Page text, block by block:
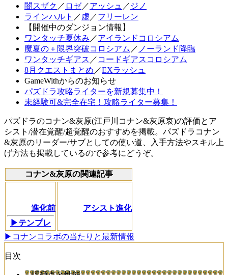
闇スザク ／ ロゼ／アッシュ ／ ジノ
ラインハルト ／ 虚 ／フリーレン
【開催中のダンジョン情報】
ワンタッチ夏休み ／アイランドコロシアム
魔夏の＋限界突破コロシアム ／ ノーランド降臨
ワンタッチギアス ／ コードギアスコロシアム
8月クエストまとめ ／EXラッシュ
GameWithからのお知らせ
パズドラ攻略ライターを新規募集中！
未経験可&完全在宅！攻略ライター募集！
パズドラのコナン&灰原(江戸川コナン&灰原哀)の評価とア
シスト/潜在覚醒/超覚醒のおすすめを掲載。パズドラコナン
&灰原のリーダー/サブとしての使い道、入手方法やスキル上
げ方法も掲載しているので参考にどうぞ。
コナン&灰原の関連記事
進化前
▶テンプレ
アシスト進化
▶コナンコラボの当たりと最新情報
目次